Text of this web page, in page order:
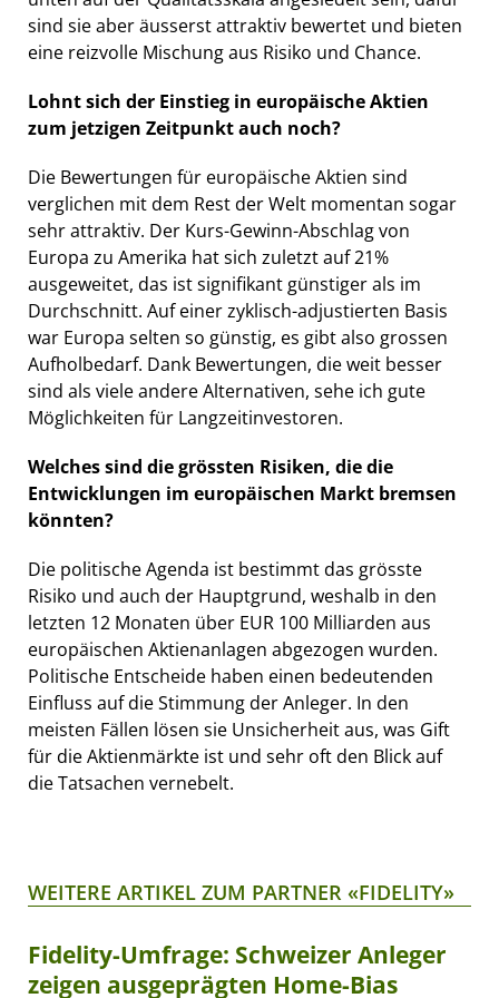
sind sie aber äusserst attraktiv bewertet und bieten
eine reizvolle Mischung aus Risiko und Chance.
Lohnt sich der Einstieg in europäische Aktien
zum jetzigen Zeitpunkt auch noch?
Die Bewertungen für europäische Aktien sind
verglichen mit dem Rest der Welt momentan sogar
sehr attraktiv. Der Kurs-Gewinn-Abschlag von
Europa zu Amerika hat sich zuletzt auf 21%
ausgeweitet, das ist signifikant günstiger als im
Durchschnitt. Auf einer zyklisch-adjustierten Basis
war Europa selten so günstig, es gibt also grossen
Aufholbedarf. Dank Bewertungen, die weit besser
sind als viele andere Alternativen, sehe ich gute
Möglichkeiten für Langzeitinvestoren.
Welches sind die grössten Risiken, die die
Entwicklungen im europäischen Markt bremsen
könnten?
Die politische Agenda ist bestimmt das grösste
Risiko und auch der Hauptgrund, weshalb in den
letzten 12 Monaten über EUR 100 Milliarden aus
europäischen Aktienanlagen abgezogen wurden.
Politische Entscheide haben einen bedeutenden
Einfluss auf die Stimmung der Anleger. In den
meisten Fällen lösen sie Unsicherheit aus, was Gift
für die Aktienmärkte ist und sehr oft den Blick auf
die Tatsachen vernebelt.
WEITERE ARTIKEL ZUM PARTNER «FIDELITY»
Fidelity-Umfrage: Schweizer Anleger
zeigen ausgeprägten Home-Bias